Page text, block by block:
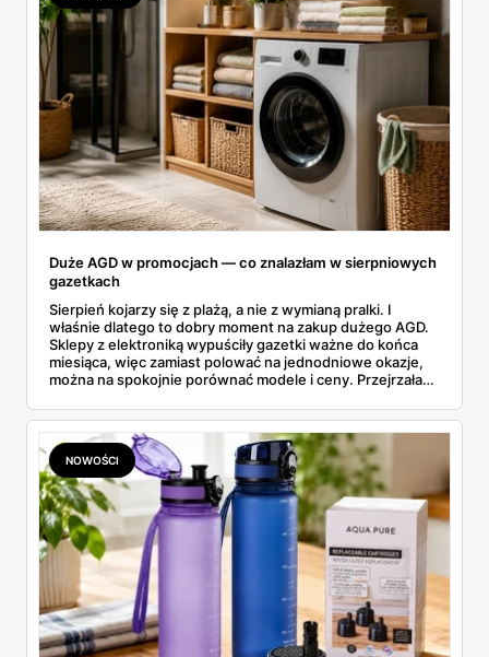
Duże AGD w promocjach — co znalazłam w sierpniowych
gazetkach
Sierpień kojarzy się z plażą, a nie z wymianą pralki. I
właśnie dlatego to dobry moment na zakup dużego AGD.
Sklepy z elektroniką wypuściły gazetki ważne do końca
miesiąca, więc zamiast polować na jednodniowe okazje,
można na spokojnie porównać modele i ceny. Przejrzałam
znalazłam, z cenami i terminami.
NOWOŚCI